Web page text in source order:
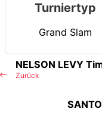
Turniertyp
Grand Slam
Zurück
NELSON LEVY